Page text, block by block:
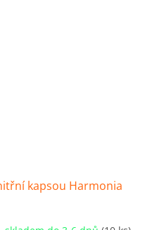
kapsou Harmonia